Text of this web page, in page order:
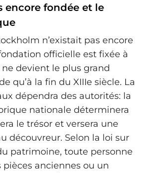
encore fondée et le
n’existait pas encore
officielle est fixée à
ne devient le plus grand
qu’à la fin du XIIIe siècle. La
dépendra des autorités: la
nationale déterminera
le trésor et versera une
découvreur. Selon la loi sur
patrimoine, toute personne
anciennes ou un